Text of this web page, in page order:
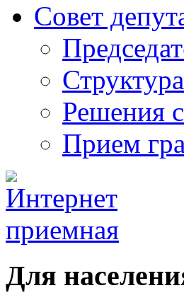
Совет
Решения
Прием
Для